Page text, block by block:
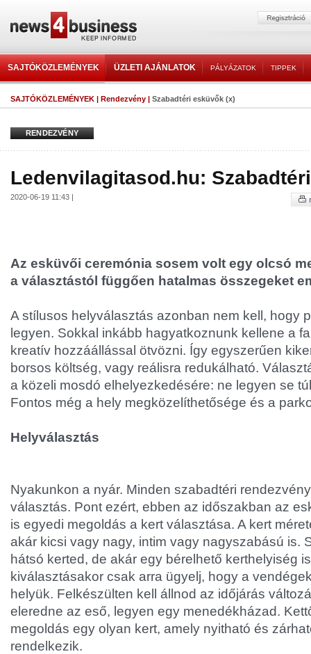
SAJTÓKÖZLEMÉNYEK ÜZLETI AJÁNLATOK PÁLYÁZATOK TIPPEK
SAJTÓKÖZLEMÉNYEK | Rendezvény | Szabadtéri esküvők (x)
RENDEZVÉNY
Ledenvilagitasod.hu:
2020-06-19 11:43 |
Az esküvői ceremónia sosem volt egy olcsó
a választástól függően hatalmas összegeket
A stílusos helyválasztás azonban nem kell, hogy
legyen. Sokkal inkább hagyatkoznunk kellene a
kreatív hozzáállással ötvözni. Így egyszerűen
borsos költség, vagy reálisra redukálható.
a közeli mosdó elhelyezkedésére: ne legyen se
Fontos még a hely megközelíthetősége és a
Helyválasztás
Nyakunkon a nyár. Minden szabadtéri
választás. Pont ezért, ebben az időszakban az
is egyedi megoldás a kert választása. A kert
akár kicsi vagy nagy, intim vagy nagyszabású is.
hátsó kerted, de akár egy bérelhető kerthelyiség
kiválasztásakor csak arra ügyelj, hogy a
helyük. Felkészülten kell állnod az időjárás
eleredne az eső, legyen egy menedékházad.
megoldás egy olyan kert, amely nyitható és
rendelkezik.